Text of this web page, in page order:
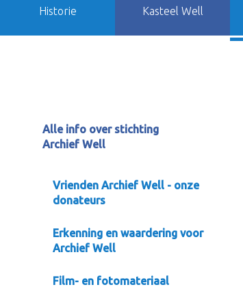
Historie Kasteel Well
Alle info over stichting
Archief Well
Vrienden Archief Well - onze
donateurs
Erkenning en waardering voor
Archief Well
Film- en fotomateriaal